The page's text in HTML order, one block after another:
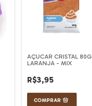
AÇUCAR CRISTAL 80G
LARANJA - MIX
R$3,95